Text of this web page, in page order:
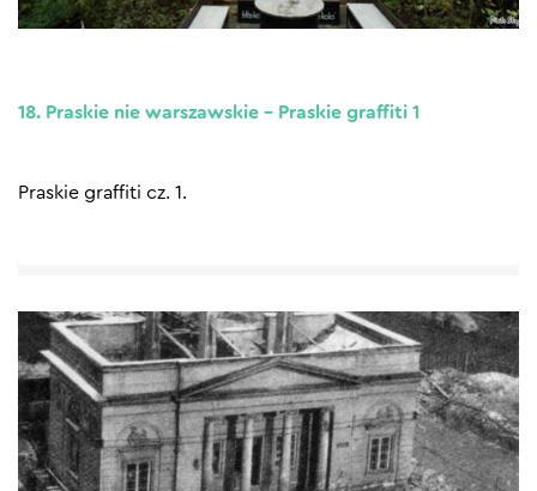
18. Praskie nie warszawskie – Praskie graffiti 1
Praskie graffiti cz. 1.